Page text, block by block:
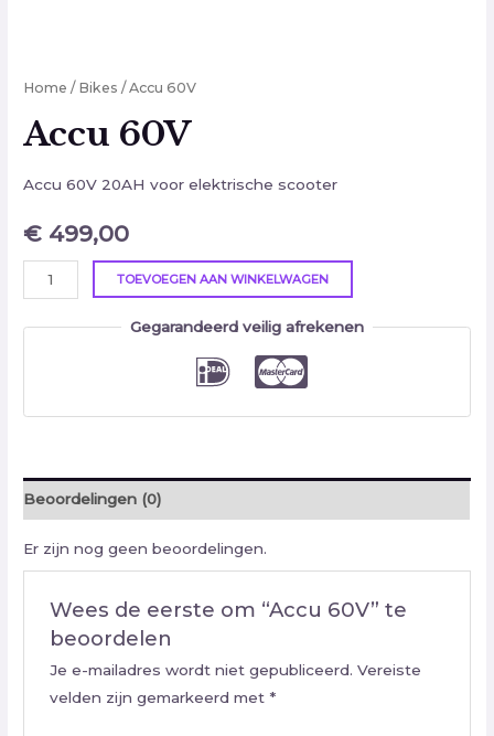
Home / Bikes / Accu 60V
Accu 60V
Accu 60V 20AH voor elektrische scooter
€ 499,00
TOEVOEGEN AAN WINKELWAGEN
Gegarandeerd veilig afrekenen
Beoordelingen (0)
Er zijn nog geen beoordelingen.
Wees de eerste om “Accu 60V” te
beoordelen
Je e-mailadres wordt niet gepubliceerd. Vereiste
velden zijn gemarkeerd met *